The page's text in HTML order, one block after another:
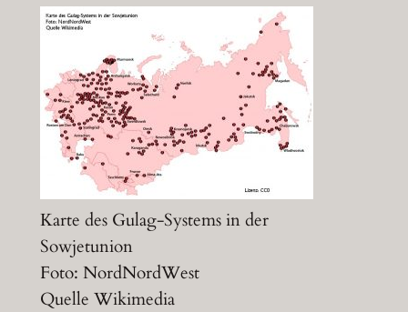
Karte des Gulag-Systems in der
Sowjetunion
Foto: NordNordWest
Quelle Wikimedia